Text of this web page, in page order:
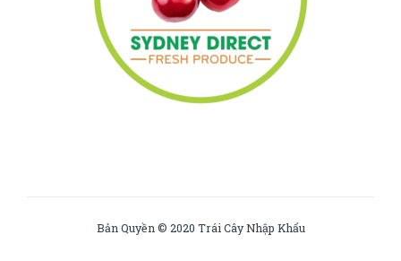
Bản Quyền © 2020 Trái Cây Nhập Khẩu